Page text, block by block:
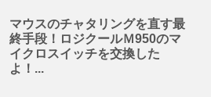
マウスのチャタリングを直す最
終手段！ロジクールＭ950のマ
イクロスイッチを交換した
よ！...